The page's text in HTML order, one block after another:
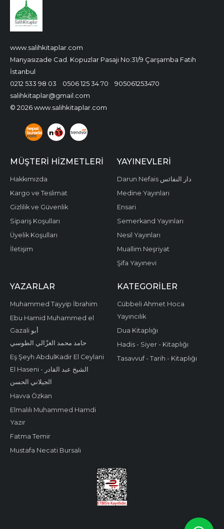
www.salihkitaplar.com
Manyasızade Cad. Kopuzlar Pasajı No:31/9 Çarşamba Fatih
İstanbul
0212 533 98 03
0506 125 34 70
905061253470
salihkitaplar@gmail.com
© 2026 www.salihkitaplar.com
MÜŞTERI HIZMETLERI
Hakkımızda
Kargo ve Teslimat
Gizlilik ve Güvenlik
Sipariş Koşulları
Üyelik Koşulları
İletişim
YAYINEVLERI
Darun Nefais دار النفائس
Medine Yayınları
Ensari
Semerkand Yayınları
Nesil Yayınları
Muallim Neşriyat
Şifa Yayınevi
YAZARLAR
Muhammed Tayyip İbrahim
Ebu Hamid Muhammed el
Gazali أبو
حامد محمد الغزّالي الطوسي
Eş Şeyh AbdulKadir El Ceylani
El Haseni - الشيخ عبد القادر
الجيلاني الحسن
Havva Özkan
Elmalılı Muhammed Hamdi
Yazır
Fatma Temir
Mustafa Necati Bursalı
KATEGORILER
Cübbeli Ahmet Hoca
Yayıncılık
Dua Kitaplığı
Hadis - Siyer - Kitaplığı
Tasavvuf - Tarih - Kitaplığı